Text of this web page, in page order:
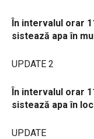
În intervalul orar
sistează apa în
UPDATE 2
În intervalul orar
sistează apa în
UPDATE